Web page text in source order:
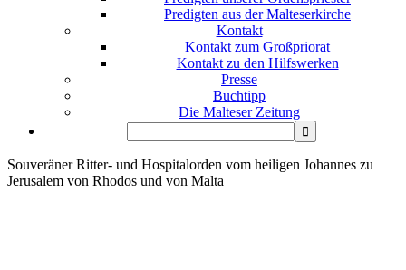
Predigten aus der Malteserkirche
Kontakt
Kontakt zum Großpriorat
Kontakt zu den Hilfswerken
Presse
Buchtipp
Die Malteser Zeitung
Souveräner Ritter- und Hospitalorden vom heiligen Johannes zu
Jerusalem von Rhodos und von Malta